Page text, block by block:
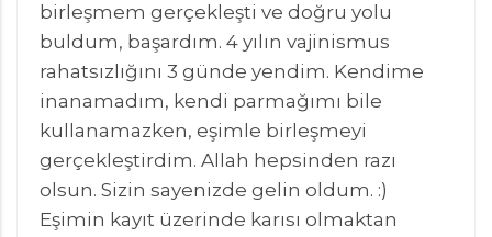
birleşmem gerçekleşti ve doğru yolu
buldum, başardım. 4 yılın vajinismus
rahatsızlığını 3 günde yendim. Kendime
inanamadım, kendi parmağımı bile
kullanamazken, eşimle birleşmeyi
gerçekleştirdim. Allah hepsinden razı
olsun. Sizin sayenizde gelin oldum. :)
Eşimin kayıt üzerinde karısı olmaktan